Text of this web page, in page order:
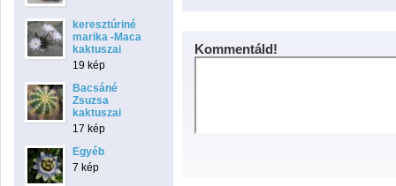
keresztúriné
marika -Maca
kaktuszai
19 kép
Bacsáné
Zsuzsa
kaktuszai
17 kép
Egyéb
7 kép
Kommentáld!